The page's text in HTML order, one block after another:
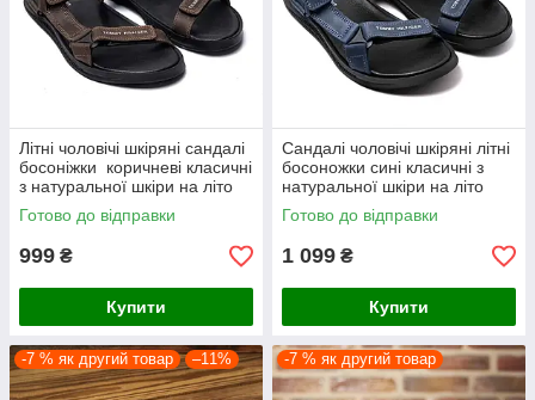
Літні чоловічі шкіряні сандалі
босоніжки коричневі класичні
з натуральної шкіри на літо
Готово до відправки
999 ₴
Купити
Сандалі чоловічі шкіряні літні
босоножки сині класичні з
натуральної шкіри на літо
Готово до відправки
1 099 ₴
Купити
-7 % як другий товар –11% -7 % як другий товар